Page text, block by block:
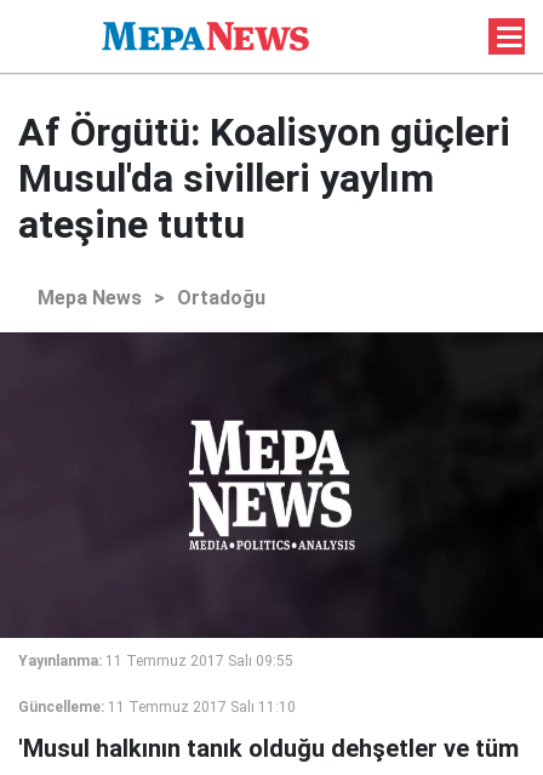
Af Örgütü: Koalisyon güçleri
Musul'da sivilleri yaylım
ateşine tuttu
Mepa News > Ortadoğu
Yayınlanma: 11 Temmuz 2017 Salı 09:55
Güncelleme: 11 Temmuz 2017 Salı 11:10
'Musul halkının tanık olduğu dehşetler ve tüm